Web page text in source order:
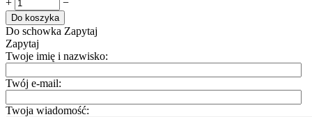
Do koszyka
Do schowka Zapytaj
Zapytaj
Twoje imię i nazwisko:
Twój e-mail:
Twoja wiadomość: